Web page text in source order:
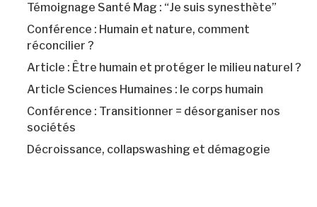
Témoignage Santé Mag : “Je suis synesthète”
Conférence : Humain et nature, comment
réconcilier ?
Article : Être humain et protéger le milieu naturel ?
Article Sciences Humaines : le corps humain
Conférence : Transitionner = désorganiser nos
sociétés
Décroissance, collapswashing et démagogie